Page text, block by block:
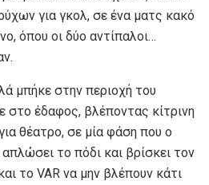
για γκολ, σε ένα ματς κακό
όπου οι δύο αντίπαλοι…
μπήκε στην περιοχή του
στο έδαφος, βλέποντας κίτρινη
θέατρο, σε μία φάση που ο
το πόδι και βρίσκει τον
το VAR να μην βλέπουν κάτι